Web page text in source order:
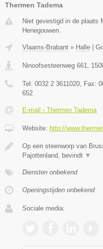
Thermen Tadema
Niet gevestigd in de plaats
Henegouwen.
Vlaams-Brabant » Halle |
Ninoofsesteenweg 661
Tel: 0032 2 3611020 , Fax:
652
E-mail › Thermen Tadema
Website: http://
Op een steenworp van
Pajottenland, bevindt ▼
Diensten onbekend
Openingstijden onbekend
Sociale media: